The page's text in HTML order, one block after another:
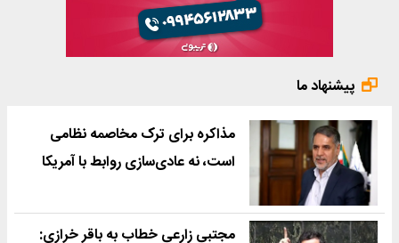
پیشنهاد ما
مذاکره برای ترک مخاصمه نظامی
است، نه عادی‌سازی روابط با آمریکا
مجتبی زارعی خطاب به باقر خرازی: